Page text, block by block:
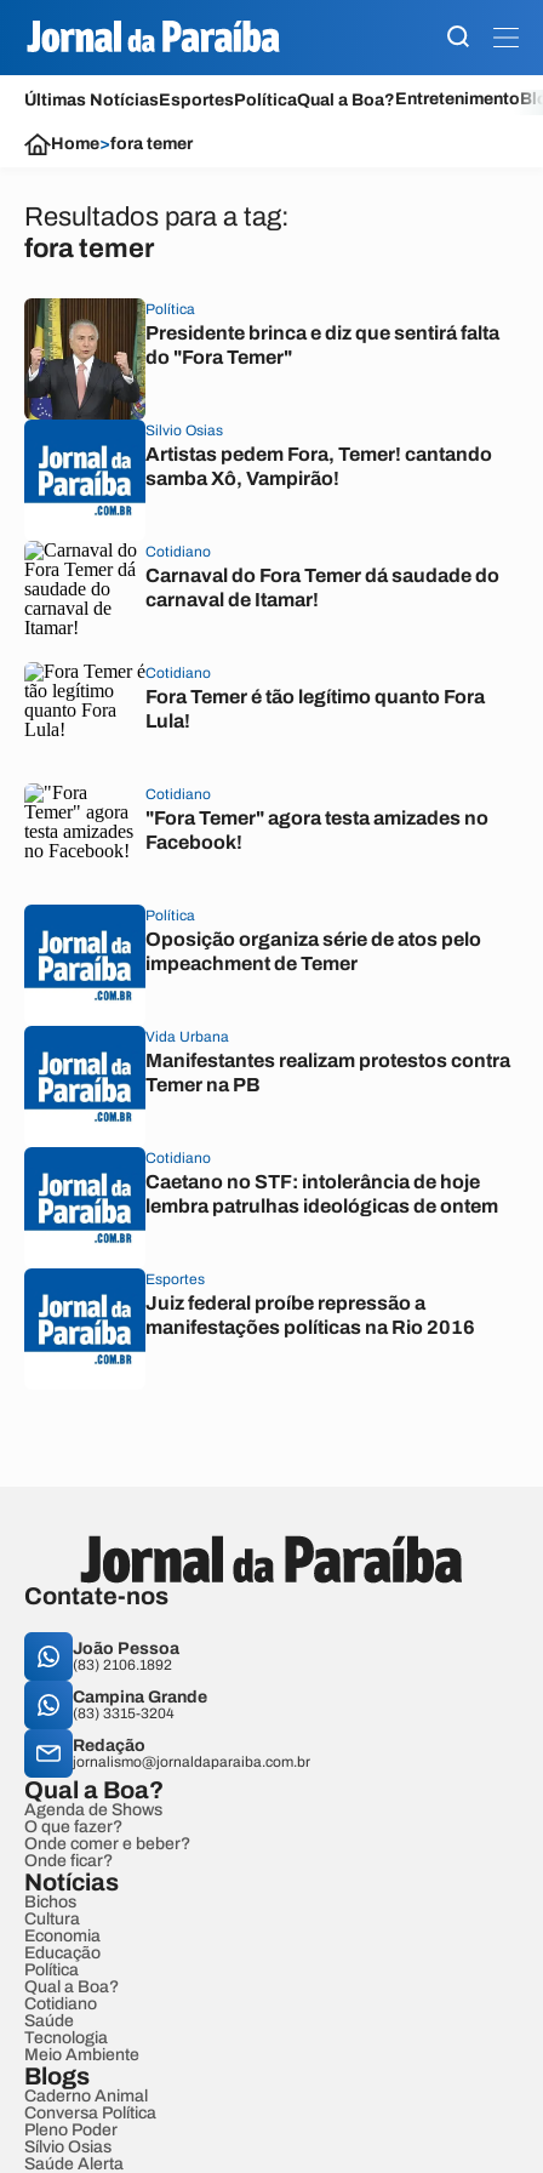
Últimas NotíciasEsportesPolíticaQual a Boa?Entretenimento
Home>fora temer
Resultados para a tag:
fora temer
Política
Presidente brinca e diz que sentirá falta
do "Fora Temer"
Silvio Osias
Artistas pedem Fora, Temer! cantando
samba Xô, Vampirão!
Cotidiano
Carnaval do Fora Temer dá saudade do
carnaval de Itamar!
Cotidiano
Fora Temer é tão legítimo quanto Fora
Lula!
Cotidiano
"Fora Temer" agora testa amizades no
Facebook!
Política
Oposição organiza série de atos pelo
impeachment de Temer
Vida Urbana
Manifestantes realizam protestos contra
Temer na PB
Cotidiano
Caetano no STF: intolerância de hoje
lembra patrulhas ideológicas de ontem
Esportes
Juiz federal proíbe repressão a
manifestações políticas na Rio 2016
Contate-nos
João Pessoa
(83) 2106.1892
Campina Grande
(83) 3315-3204
Redação
jornalismo@jornaldaparaiba.com.br
Qual a Boa?
Agenda de Shows
O que fazer?
Onde comer e beber?
Onde ficar?
Notícias
Bichos
Cultura
Economia
Educação
Política
Qual a Boa?
Cotidiano
Saúde
Tecnologia
Meio Ambiente
Blogs
Caderno Animal
Conversa Política
Pleno Poder
Sílvio Osias
Saúde Alerta